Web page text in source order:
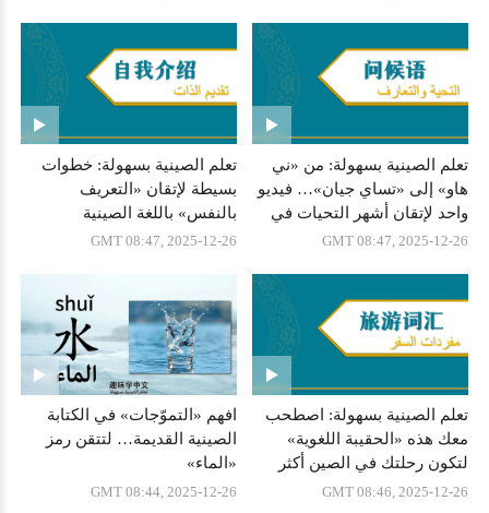
تعلم الصينية بسهولة: من «ني
هاو» إلى «تساي جيان»… فيديو
واحد لإتقان أشهر التحيات في
الصين
GMT 08:47, 2025-12-26
تعلم الصينية بسهولة: خطوات
بسيطة لإتقان «التعريف
بالنفس» باللغة الصينية
GMT 08:47, 2025-12-26
تعلم الصينية بسهولة: اصطحب
معك هذه «الحقيبة اللغوية»
لتكون رحلتك في الصين أكثر
سلاسة
GMT 08:46, 2025-12-26
افهم «التموّجات» في الكتابة
الصينية القديمة… لتتقن رمز
«الماء»
GMT 08:44, 2025-12-26